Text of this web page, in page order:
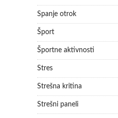
Spanje otrok
Šport
Športne aktivnosti
Stres
Strešna kritina
Strešni paneli